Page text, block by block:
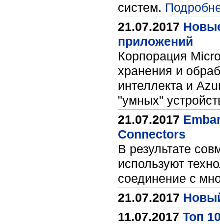
систем.
21.07.2017
приложений
Корпорация
хранения и
интеллекта и
"умных"
21.07.2017
Connectors
В результате
используют
соединение с
21.07.2017
11.07.2017 Топ